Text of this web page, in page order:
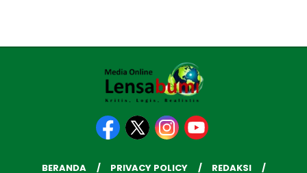
BERANDA PRIVACY POLICY REDAKSI